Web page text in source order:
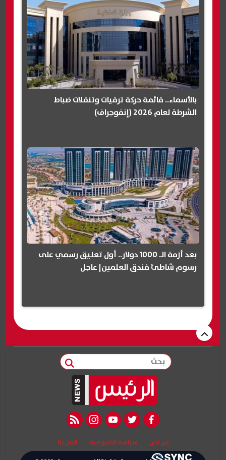
بالأسماء.. قائمة حركة ترقيات وتنقلات ضباط
الشرطة لعام 2026 (إنفوجراف)
بعد أزمة الـ 1000 دولار.. أول تعليق رسمي على
رسوم شاطئ فندق العلمين| عاجل
بحث
facebook
twitter
youtube
instagram
rss feed
من نحن سياسة الخصوصية اتصل بنا